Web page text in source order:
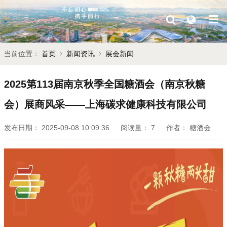
当前位置： 首页 新闻资讯 展会新闻
2025第113届南京秋季全国糖酒会（南京秋糖
会）展商风采——上海碳求健康科技有限公司
发布日期： 2025-09-08 10:09:36 阅读量： 7 作者： 糖酒会